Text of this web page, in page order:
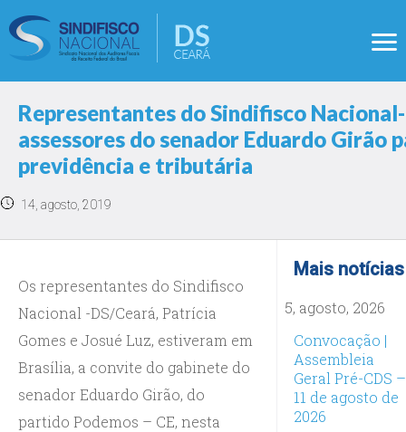
Representantes do Sindifisco
assessores do senador Eduardo Girão
previdência e tributária
14, agosto, 2019
Os representantes do Sindifisco
Nacional -DS/Ceará, Patrícia
Gomes e Josué Luz, estiveram em
Brasília, a convite do gabinete do
senador Eduardo Girão, do
partido Podemos – CE, nesta
Mais notícias
5, agosto, 2026
Convocação |
Assembleia
Geral Pré-CDS –
11 de agosto de
2026